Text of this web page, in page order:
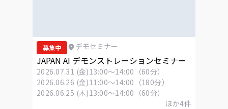
募集中 デモセミナー
JAPAN AI デモンストレーションセミナー
2026.07.31 (金)13:00～14:00（60分）
2026.06.26 (金)11:00～14:00（180分）
2026.06.25 (木)13:00～14:00（60分）
ほか4件